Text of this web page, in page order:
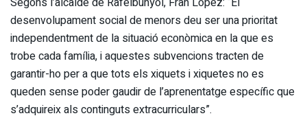
desenvolupament social de menors deu ser una prioritat
independentment de la situació econòmica en la que es
trobe cada família, i aquestes subvencions tracten de
garantir-ho per a que tots els xiquets i xiquetes no es
queden sense poder gaudir de l’aprenentatge específic que
s’adquireix als continguts extracurriculars”.